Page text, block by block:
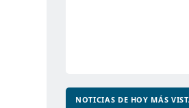
NOTICIAS DE HOY MÁS